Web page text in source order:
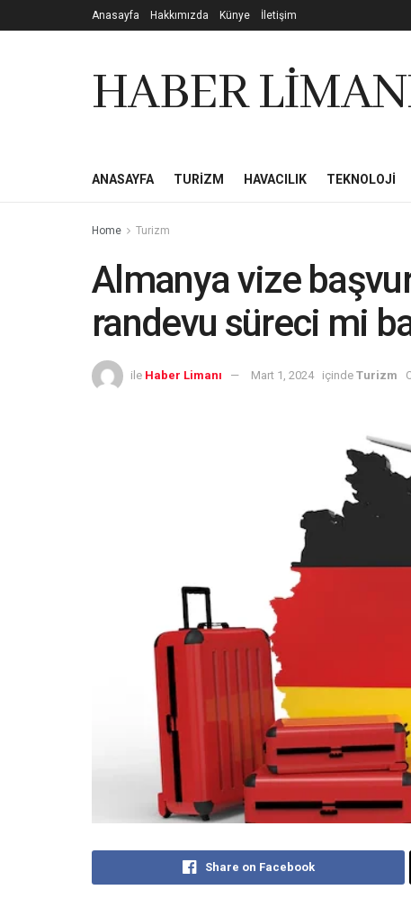
Anasayfa Hakkımızda Künye İletişim
HABER
ANASAYFA TURIZM HAVACILIK TEKNOLOJI
Home Turizm
Almanya vize
randevu süreci mi
ile Haber Limanı Mart 1, 2024 içinde Turizm
Share on Facebook